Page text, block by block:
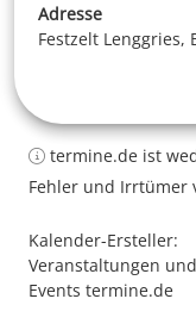
Adresse
Festzelt Lenggries,
termine.de ist
Fehler und Irrtümer
Kalender-Ersteller:
Veranstaltungen und
Events termine.de